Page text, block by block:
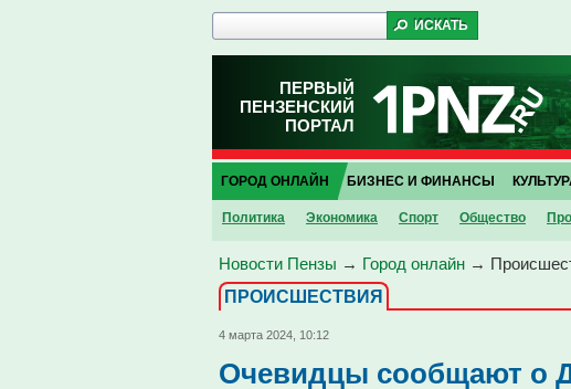
ПЕРВЫЙ
ПЕНЗЕНСКИЙ
ПОРТАЛ
ГОРОД ОНЛАЙН
Политика Экономика Спорт Общество
БИЗНЕС И ФИНАНСЫ
Новости Пензы → Город онлайн →
ПРОИCШЕСТВИЯ
4 марта 2024, 10:12
Очевидцы сообщают о